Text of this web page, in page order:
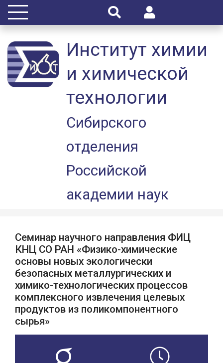
Институт химии
и химической
технологии
Сибирского
отделения
Российской
академии наук
Семинар научного направления ФИЦ
КНЦ СО РАН «Физико-химические
основы новых экологически
безопасных металлургических и
химико-технологических процессов
комплексного извлечения целевых
продуктов из поликомпонентного
сырья»